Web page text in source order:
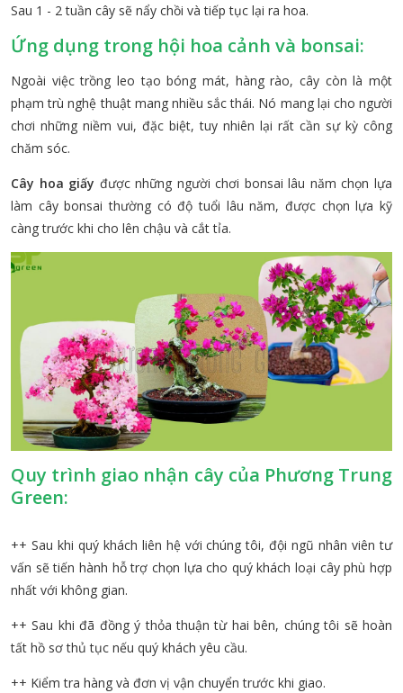
Sau 1 - 2 tuần cây sẽ nẩy chồi và tiếp tục lại ra hoa.
Ứng dụng trong hội hoa cảnh và bonsai:
Ngoài việc trồng leo tạo bóng mát, hàng rào, cây còn là một
phạm trù nghệ thuật mang nhiều sắc thái. Nó mang lại cho người
chơi những niềm vui, đặc biệt, tuy nhiên lại rất cần sự kỳ công
chăm sóc.
Cây hoa giấy được những người chơi bonsai lâu năm chọn lựa
làm cây bonsai thường có độ tuổi lâu năm, được chọn lựa kỹ
càng trước khi cho lên chậu và cắt tỉa.
Quy trình giao nhận cây của Phương Trung
Green:
++ Sau khi quý khách liên hệ với chúng tôi, đội ngũ nhân viên tư
vấn sẽ tiến hành hỗ trợ chọn lựa cho quý khách loại cây phù hợp
nhất với không gian.
++ Sau khi đã đồng ý thỏa thuận từ hai bên, chúng tôi sẽ hoàn
tất hồ sơ thủ tục nếu quý khách yêu cầu.
++ Kiểm tra hàng và đơn vị vận chuyển trước khi giao.